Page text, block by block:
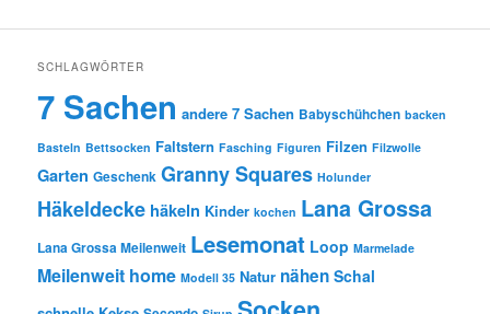
SCHLAGWÖRTER
7 Sachen andere 7 Sachen Babyschühchen backen
Basteln Bettsocken Faltstern Fasching Figuren Filzen Filzwolle
Garten Geschenk Granny Squares Holunder
Häkeldecke häkeln Kinder kochen Lana Grossa
Lana Grossa Meilenweit Lesemonat Loop Marmelade
Meilenweit home Modell 35 Natur nähen Schal